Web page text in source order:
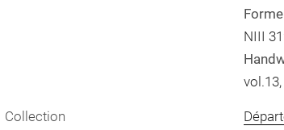
NIII
Collection